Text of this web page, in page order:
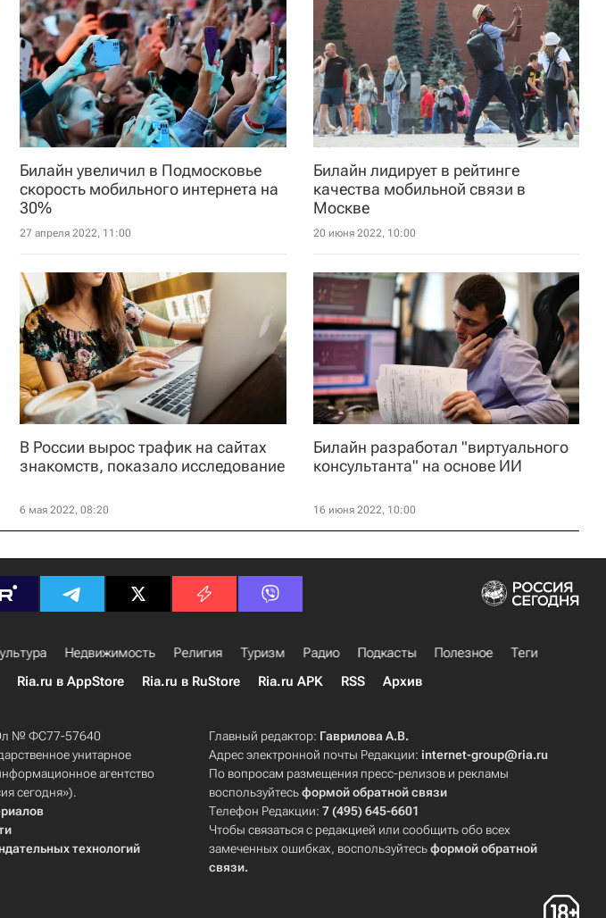
Билайн увеличил в Подмосковье
скорость мобильного интернета на
30%
27 апреля 2022, 11:00
Билайн лидирует в рейтинге
качества мобильной связи в
Москве
20 июня 2022, 10:00
В России вырос трафик на сайтах
знакомств, показало исследование
6 мая 2022, 08:20
Билайн разработал "виртуального
консультанта" на основе ИИ
16 июня 2022, 10:00
Недвижимость Религия Туризм Радио Подкасты Полезное
Теги
Ria.ru в AppStore Ria.ru в RuStore Ria.ru APK RSS Архив
Эл № ФС77-57640
унитарное
агентство
сегодня»).
технологий
Главный редактор: Гаврилова А.В.
Адрес электронной почты Редакции:internet-group@ria.ru
По вопросам размещения пресс-релизов и рекламы
воспользуйтесьформой обратной связи
Телефон Редакции:7 (495) 645-6601
Чтобы связаться с редакцией или сообщить обо всех
замеченных ошибках, воспользуйтесьформой обратной
связи.